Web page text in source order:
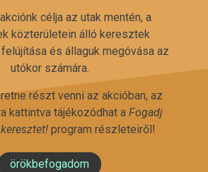
célja az utak mentén, a
közterületein álló keresztek
és állaguk megóvása az
utókor számára.
részt venni az akcióban, az
kattintva tájékozódhat a Fogadj
program részleteiről!
örökbefogadom